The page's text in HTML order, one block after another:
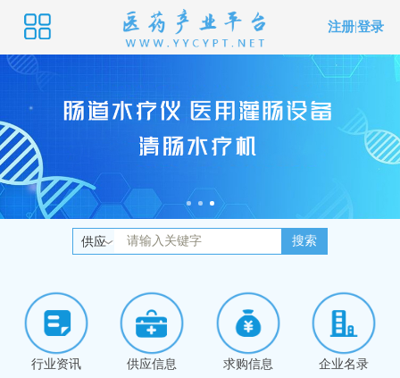
注册 |登录
供应 搜索
行业资讯 供应信息 求购信息 企业名录